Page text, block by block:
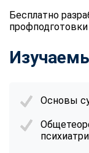
Бесплатно
Основы